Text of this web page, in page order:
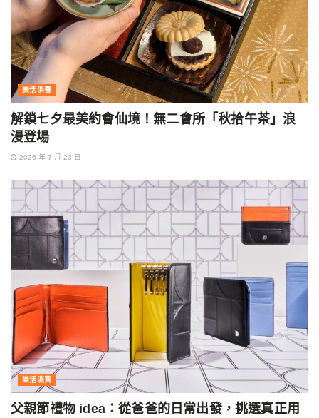
樂活消費
解鎖七夕最美約會仙境！無二會所「秋拾午茶」浪
漫登場
2026 年 7 月 23 日
樂活消費
父親節禮物 idea：從爸爸的日常出發，挑選真正用